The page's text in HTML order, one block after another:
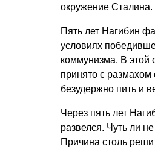
окружение Сталина.
Пять лет Нагибин
условиях
коммунизма. В этой
принято с размахом
безудержно пить и
Через пять лет
развелся. Чуть ли
Причина столь